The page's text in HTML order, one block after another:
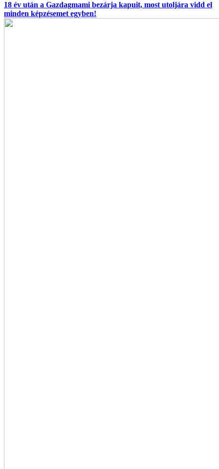
18 év után a Gazdagmami bezárja kapuit, most utoljára vidd el
minden képzésemet egyben!